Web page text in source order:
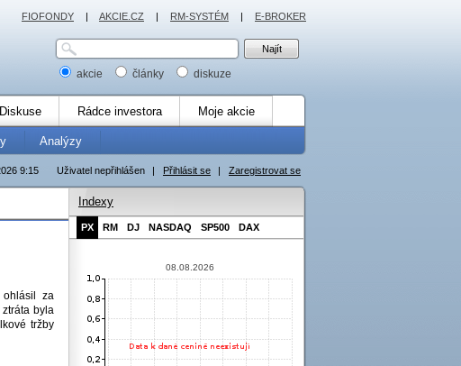
akcie články diskuze
Diskuse Rádce investora Moje akcie
Analýzy
Uživatel nepřihlášen | Přihlásit se | Zaregistrovat se
9:15
ohlásil za
byla
tržby
Indexy
PX RM DJ NASDAQ SP500 DAX
08.08.2026
FIOFONDY | AKCIE.CZ | RM-SYSTÉM | E-BROKER